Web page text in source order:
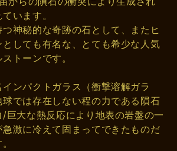
います。
神秘的な奇跡の石として、またヒ
しても有名な、とても希少な人気
トーンです。
ンパクトガラス（衝撃溶解ガラ
では存在しない程の力である隕石
巨大な熱反応により地表の岩盤の一
激に冷えて固まってできたものだ